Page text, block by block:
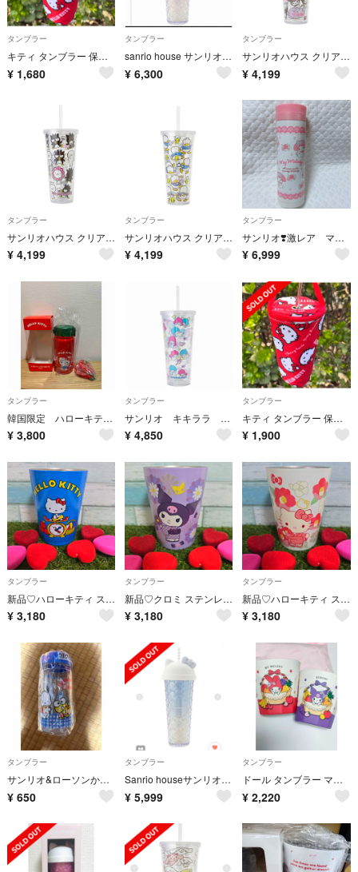
タンブラー
キティ タンブラー 保冷バッグ ドリンクホルダー サンリオ ハローキティ 韓国
¥ 1,680
タンブラー
sanrio house サンリオハウス ハローキティ シルエットラメタンブラー 新品
¥ 6,300
タンブラー
サンリオハウス クリアタンブラー クロミ
¥ 4,199
タンブラー
サンリオハウス クリアタンブラー バッドばつ丸
¥ 4,199
タンブラー
サンリオハウス クリアタンブラー あひるのペックル
¥ 4,199
タンブラー
サンリオ❣️激レア マイメロディ ピアノ ステンレスマグ レトロ 夏 プール
¥ 6,999
タンブラー
韓国限定 ハローキティ 水筒
¥ 3,800
タンブラー
サンリオ キキララ クリアタンブラー サンリオハウス リトルツインスターズ 新品未開封
¥ 4,850
タンブラー
キティ タンブラー 保冷バッグ ドリンクホルダー サンリオ ハローキティ 韓国
¥ 1,900
タンブラー
新品♡ハローキティ ステンレスタンブラー レトロ
¥ 3,180
タンブラー
新品♡クロミ ステンレスタンブラー 菊
¥ 3,180
タンブラー
新品♡ハローキティ ステンレスタンブラー 椿
¥ 3,180
タンブラー
サンリオ&ローソンからあげクン クリアボトル350ml
¥ 650
タンブラー
Sanrio houseサンリオハウスハローキティシルエットラメタンブラーブルー新品
¥ 5,999
タンブラー
ドール タンブラー マイメロ クロミ ファミリーマート 数量限定 バンブー
¥ 2,220